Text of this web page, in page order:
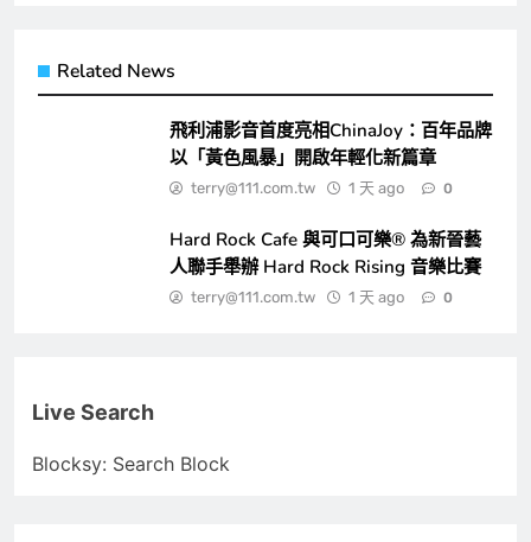
Related News
飛利浦影音首度亮相ChinaJoy：百年品牌
以「黃色風暴」開啟年輕化新篇章
terry@111.com.tw 1 天 ago 0
Hard Rock Cafe 與可口可樂® 為新晉藝
人聯手舉辦 Hard Rock Rising 音樂比賽
terry@111.com.tw 1 天 ago 0
Live Search
Blocksy: Search Block